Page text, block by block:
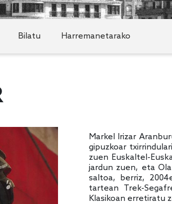
Bilatu Harremanetarako
Markel Irizar
gipuzkoar
zuen Euskaltel-
jardun zuen, eta
saltoa, berriz,
tartean Trek-
Klasikoan erretiratu